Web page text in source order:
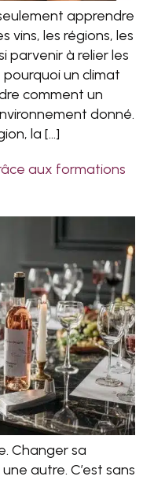
apprendre
vins, les régions, les
parvenir à relier les
un climat
comment un
donné.
la […]
aux formations
Changer sa
autre. C’est sans